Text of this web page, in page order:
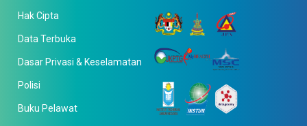
Hak Cipta
Data Terbuka
Dasar Privasi & Keselamatan
Polisi
Buku Pelawat